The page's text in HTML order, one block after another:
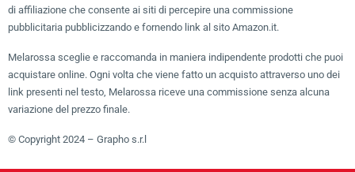
di affiliazione che consente ai siti di percepire una commissione
pubblicitaria pubblicizzando e fornendo link al sito Amazon.it.
Melarossa sceglie e raccomanda in maniera indipendente prodotti che puoi
acquistare online. Ogni volta che viene fatto un acquisto attraverso uno dei
link presenti nel testo, Melarossa riceve una commissione senza alcuna
variazione del prezzo finale.
© Copyright 2024 – Grapho s.r.l